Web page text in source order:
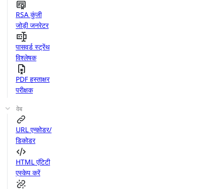
RSA कुंजी
जोड़ी जनरेटर
पासवर्ड स्ट्रेंथ
विश्लेषक
PDF हस्ताक्षर
परीक्षक
वेब
URL एन्कोडर/
डिकोडर
HTML एंटिटी
एस्केप करें